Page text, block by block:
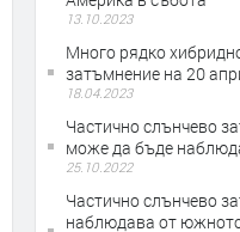
13.10.2023
Много рядко
затъмнение на 20
18.04.2023
Частично слънчево
може да бъде
25.10.2022
Частично слънчево
наблюдава от